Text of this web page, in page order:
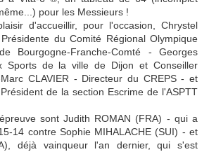
pour les Messieurs !
d'accueillir, pour l'occasion, Chrystel
du Comité Régional Olympique
Bourgogne-Franche-Comté - Georges
Sports de la ville de Dijon et Conseiller
CLAVIER - Directeur du CREPS - et
de la section Escrime de l'ASPTT
sont Judith ROMAN (FRA) - qui a
14 contre Sophie MIHALACHE (SUI) - et
déjà vainqueur l'an dernier, qui s'est